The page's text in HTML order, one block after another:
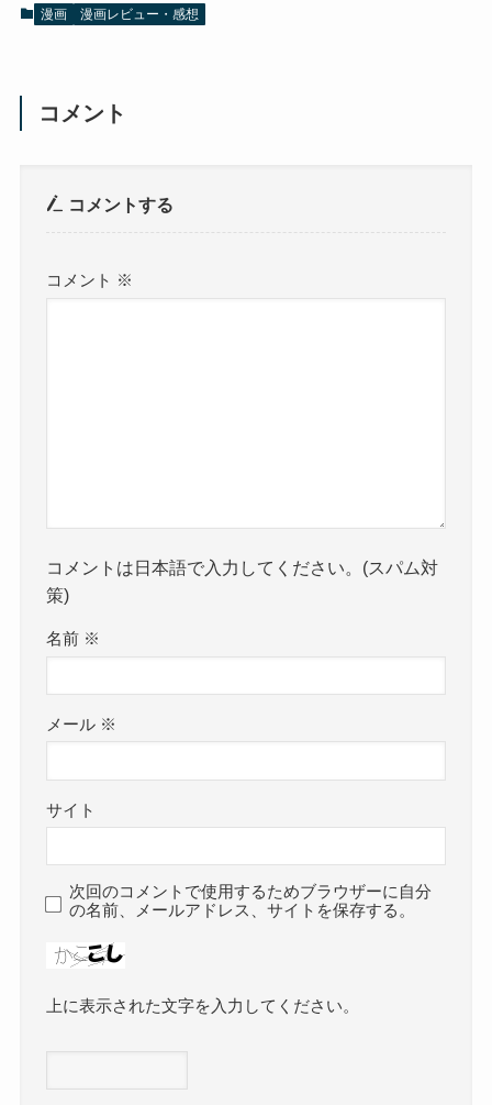
漫画 漫画レビュー・感想
コメント
コメントする
コメント ※
コメントは日本語で入力してください。(スパム対
策)
名前 ※
メール ※
サイト
次回のコメントで使用するためブラウザーに自分
の名前、メールアドレス、サイトを保存する。
上に表示された文字を入力してください。